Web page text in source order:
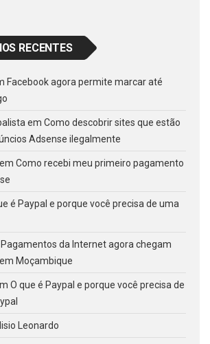
RECENTES
Facebook agora permite marcar até
em Como descobrir sites que estão
Adsense ilegalmente
em Como recebi meu primeiro pagamento
é Paypal e porque você precisa de uma
Pagamentos da Internet agora chegam
Moçambique
O que é Paypal e porque você precisa de
Leonardo